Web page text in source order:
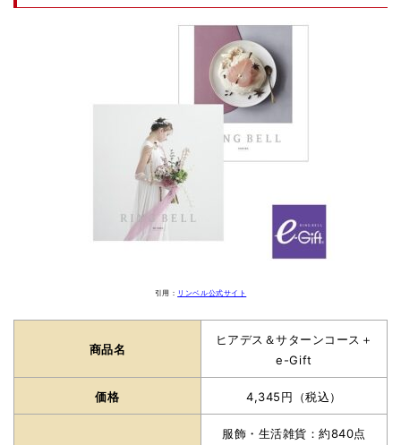
引用： リンベル公式サイト
商品名
ヒアデス＆サターンコース＋
e-Gift
価格 4,345円（税込）
服飾・生活雑貨：約840点